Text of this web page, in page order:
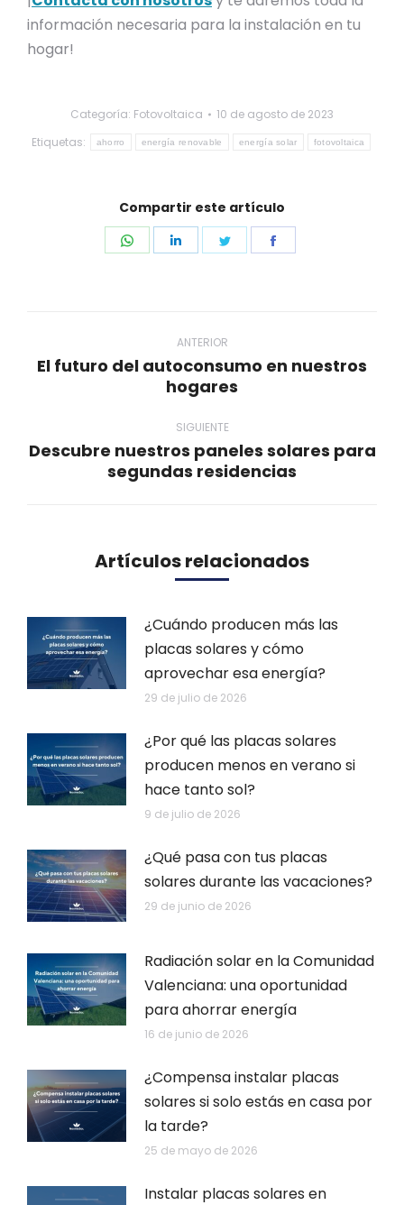
información necesaria para la instalación en tu
hogar!
Categoría: Fotovoltaica
10 de agosto de 2023
Etiquetas:
ahorro energía renovable energía solar fotovoltaica
Compartir este artículo
Share
Share
Share
publicaciones
ANTERIOR
Publicación
El futuro del autoconsumo en nuestros
hogares
SIGUIENTE
Publicación
Descubre nuestros paneles solares para
segundas residencias
Artículos relacionados
¿Cuándo producen más las
placas solares y cómo
aprovechar esa energía?
29 de julio de 2026
¿Por qué las placas solares
producen menos en verano si
hace tanto sol?
9 de julio de 2026
¿Qué pasa con tus placas
solares durante las vacaciones?
29 de junio de 2026
Radiación solar en la Comunidad
Valenciana: una oportunidad
para ahorrar energía
16 de junio de 2026
¿Compensa instalar placas
solares si solo estás en casa por
la tarde?
25 de mayo de 2026
Instalar placas solares en